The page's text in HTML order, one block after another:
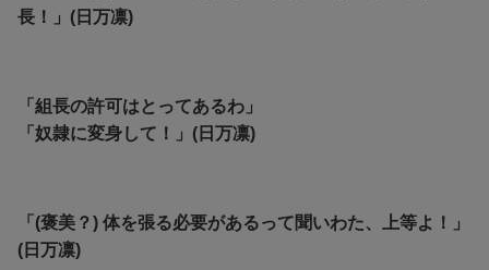
長！」(日万凛)
「組長の許可はとってあるわ」
「奴隷に変身して！」(日万凛)
「(褒美？) 体を張る必要があるって聞いわた、上等よ！」
(日万凛)